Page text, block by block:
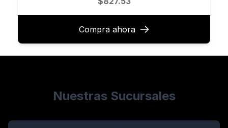
Compra ahora
Nuestras Sucursales